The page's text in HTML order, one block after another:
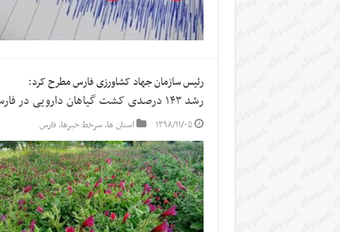
رئیس سازمان جهاد کشاورزی فارس مطرح کرد:
رشد ۱۴۳ درصدی کشت گیاهان دارویی در فارس
۱۳۹۸/۱۱/۰۵ استان ها,سرخط خبرها, فارس